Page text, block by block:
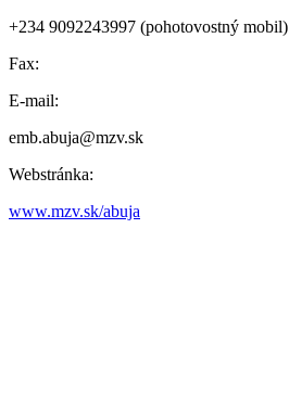
+234 9092243997 (pohotovostný mobil)
Fax:
E-mail:
emb.abuja@mzv.sk
Webstránka:
www.mzv.sk/abuja